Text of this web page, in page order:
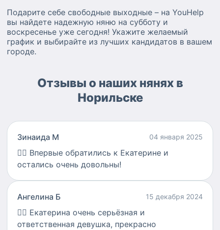
Подарите себе свободные выходные – на YouHelp
вы найдете надежную няню на субботу и
воскресенье уже сегодня! Укажите желаемый
график и выбирайте из лучших кандидатов в вашем
городе.
Отзывы о наших нянях в
Норильске
Зинаида М 04 января 2025
👍🏻 Впервые обратились к Екатерине и
остались очень довольны!
Ангелина Б 15 декабря 2024
👍🏻 Екатерина очень серьёзная и
ответственная девушка, прекрасно